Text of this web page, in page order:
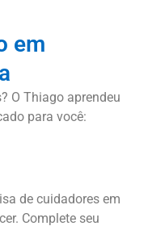
em
O Thiago aprendeu
para você:
de cuidadores em
Complete seu